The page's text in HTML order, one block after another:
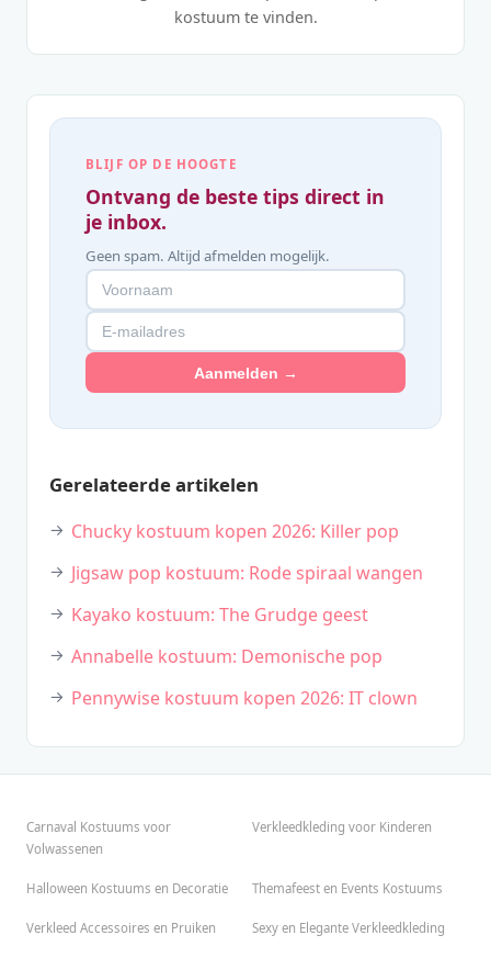
kostuum te vinden.
BLIJF OP DE HOOGTE
Ontvang de beste tips direct in
je inbox.
Geen spam. Altijd afmelden mogelijk.
Aanmelden →
Gerelateerde artikelen
Chucky kostuum kopen 2026: Killer pop
Jigsaw pop kostuum: Rode spiraal wangen
Kayako kostuum: The Grudge geest
Annabelle kostuum: Demonische pop
Pennywise kostuum kopen 2026: IT clown
Carnaval Kostuums voor
Volwassenen
Verkleedkleding voor Kinderen
Halloween Kostuums en Decoratie Themafeest en Events Kostuums
Verkleed Accessoires en Pruiken Sexy en Elegante Verkleedkleding